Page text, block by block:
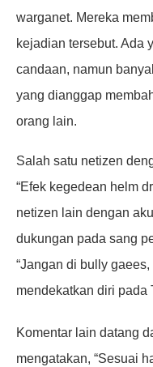
warganet. Mereka
kejadian tersebut. Ada
candaan, namun
yang dianggap
orang lain.
Salah satu netizen
“Efek kegedean helm
netizen lain dengan
dukungan pada sang
“Jangan di bully
mendekatkan diri pada
Komentar lain datang
mengatakan, “Sesuai